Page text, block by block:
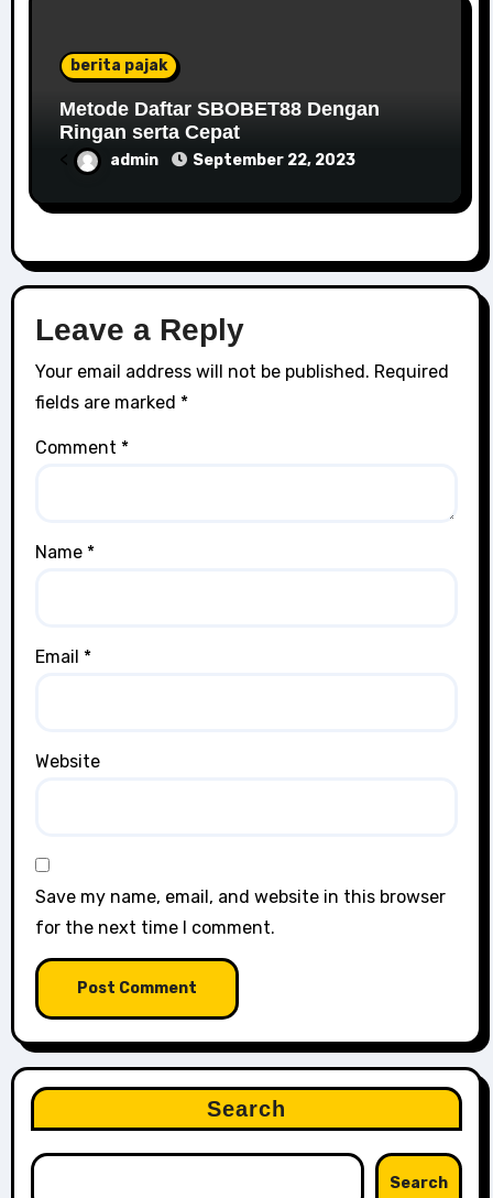
berita pajak
Metode Daftar SBOBET88 Dengan
Ringan serta Cepat
< admin September 22, 2023
Leave a Reply
Your email address will not be published. Required
fields are marked *
Comment *
Name *
Email *
Website
Save my name, email, and website in this browser
for the next time I comment.
Search
Search